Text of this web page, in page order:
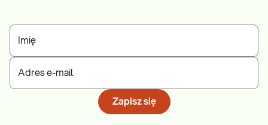
Imię
Adres e-mail
Zapisz się